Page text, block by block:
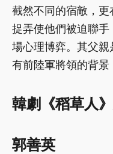
截然不同的宿敵，
捉弄使他們被迫聯
場心理博弈。其父
有前陸軍將領的背景
韓劇《稻草人
郭善英